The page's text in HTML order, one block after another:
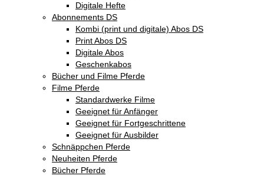
Digitale Hefte
Abonnements DS
Kombi (print und digitale) Abos DS
Print Abos DS
Digitale Abos
Geschenkabos
Bücher und Filme Pferde
Filme Pferde
Standardwerke Filme
Geeignet für Anfänger
Geeignet für Fortgeschrittene
Geeignet für Ausbilder
Schnäppchen Pferde
Neuheiten Pferde
Bücher Pferde